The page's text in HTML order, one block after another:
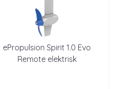
ePropulsion Spirit 1.0 Evo
Remote elektrisk